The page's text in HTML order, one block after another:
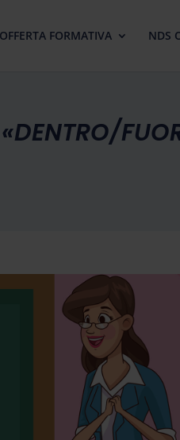
OFFERTA FORMATIVA NDS